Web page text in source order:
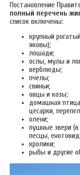
Постановление
полный перечень
список включены:
крупный
яковы);
лошади;
ослы, мулы и
верблюды;
пчелы;
свиньи;
овцы и козы;
домашная
цесарки,
олени;
пушные звери (в
песцы,
кролики;
рыбы и другие